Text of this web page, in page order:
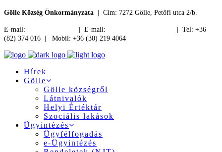
Gölle Község Önkormányzata | Cím: 7272 Gölle, Petőfi utca 2/b.
E-mail: | E-mail:
| Tel: +36
(82) 374 016 | Mobil: +36 (30) 219 4064
Hírek
Gölle
Gölle községről
Látnivalók
Helyi Értéktár
Szociális lakások
Ügyintézés
Ügyfélfogadás
e-Ügyintézés